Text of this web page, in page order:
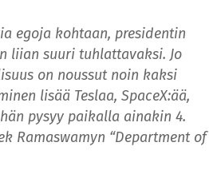
egoja kohtaan, presidentin
liian suuri tuhlattavaksi. Jo
on noussut noin kaksi
lisää Teslaa, SpaceX:ää,
pysyy paikalla ainakin 4.
Ramaswamyn “Department of